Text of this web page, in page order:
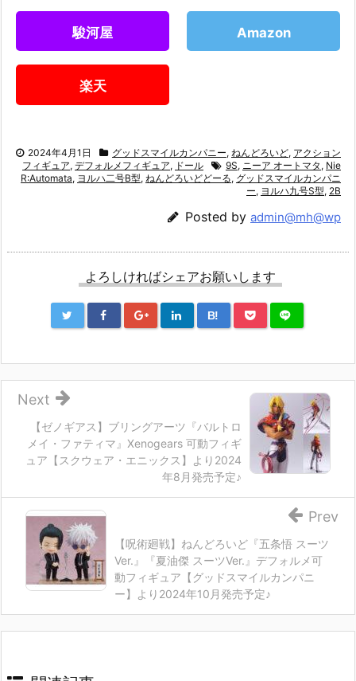
駿河屋 Amazon
楽天
2024年4月1日 グッドスマイルカンパニー, ねんどろいど, アクション
フィギュア, デフォルメフィギュア, ドール 9S, ニーア オートマタ , Nie
R:Automata, ヨルハ二号B型, ねんどろいどどーる, グッドスマイルカンパニ
ー, ヨルハ九号S型, 2B
Posted by admin@mh@wp
よろしければシェアお願いします
B!
【ゼノギアス】ブリングアーツ『バルトロ
メイ・ファティマ』Xenogears 可動フィギ
ュア【スクウェア・エニックス】より2024
年8月発売予定♪
Next
【呪術廻戦】ねんどろいど『五条悟 スーツ
Ver.』『夏油傑 スーツVer.』デフォルメ可
動フィギュア【グッドスマイルカンパニ
ー】より2024年10月発売予定♪
Prev